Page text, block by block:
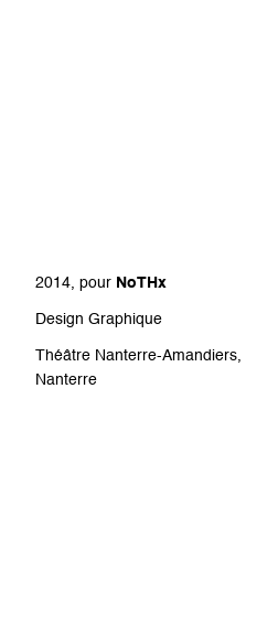
2014, pour NoTHx
Design Graphique
Théâtre Nanterre-Amandiers,
Nanterre